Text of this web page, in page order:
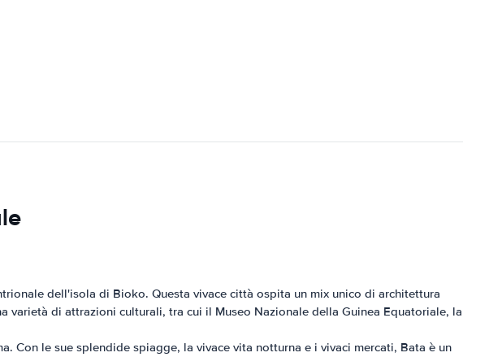
dell'isola di Bioko. Questa vivace città ospita un mix unico di architettura
varietà di attrazioni culturali, tra cui il Museo Nazionale della Guinea Equatoriale, la
Con le sue splendide spiagge, la vivace vita notturna e i vivaci mercati, Bata è un